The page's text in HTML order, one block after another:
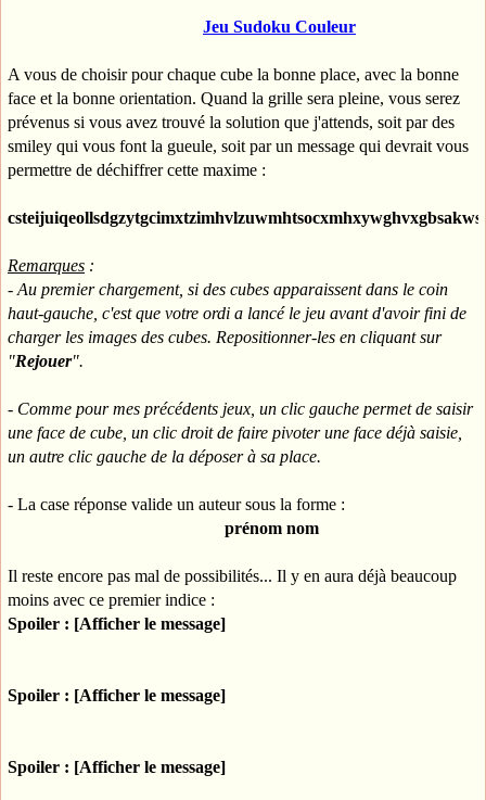
Jeu Sudoku Couleur
A vous de choisir pour chaque cube la bonne place, avec la bonne
face et la bonne orientation. Quand la grille sera pleine, vous serez
prévenus si vous avez trouvé la solution que j'attends, soit par des
smiley qui vous font la gueule, soit par un message qui devrait vous
permettre de déchiffrer cette maxime :
Remarques :
- Au premier chargement, si des cubes apparaissent dans le coin
haut-gauche, c'est que votre ordi a lancé le jeu avant d'avoir fini de
charger les images des cubes. Repositionner-les en cliquant sur
"Rejouer".
- Comme pour mes précédents jeux, un clic gauche permet de saisir
une face de cube, un clic droit de faire pivoter une face déjà saisie,
un autre clic gauche de la déposer à sa place.
- La case réponse valide un auteur sous la forme :
prénom nom
Il reste encore pas mal de possibilités... Il y en aura déjà beaucoup
moins avec ce premier indice :
Spoiler : [Afficher le message]
Spoiler : [Afficher le message]
Spoiler : [Afficher le message]